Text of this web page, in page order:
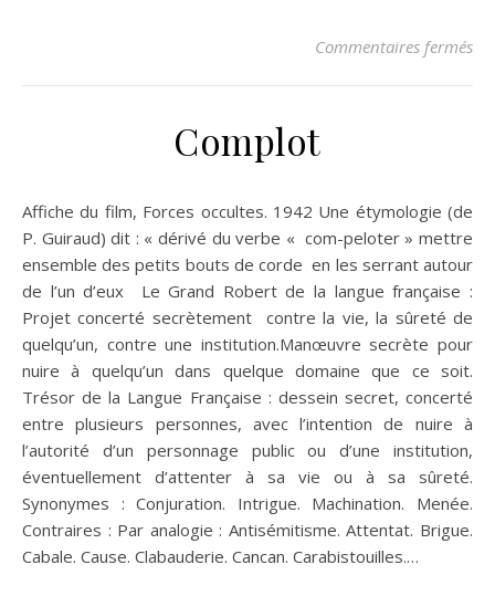
Commentaires fermés
Complot
Affiche du film, Forces occultes. 1942 Une étymologie (de
P. Guiraud) dit : « dérivé du verbe « com-peloter » mettre
ensemble des petits bouts de corde en les serrant autour
de l’un d’eux Le Grand Robert de la langue française :
Projet concerté secrètement contre la vie, la sûreté de
quelqu’un, contre une institution.Manœuvre secrète pour
nuire à quelqu’un dans quelque domaine que ce soit.
Trésor de la Langue Française : dessein secret, concerté
entre plusieurs personnes, avec l’intention de nuire à
l’autorité d’un personnage public ou d’une institution,
éventuellement d’attenter à sa vie ou à sa sûreté.
Synonymes : Conjuration. Intrigue. Machination. Menée.
Contraires : Par analogie : Antisémitisme. Attentat. Brigue.
Cabale. Cause. Clabauderie. Cancan. Carabistouilles.…